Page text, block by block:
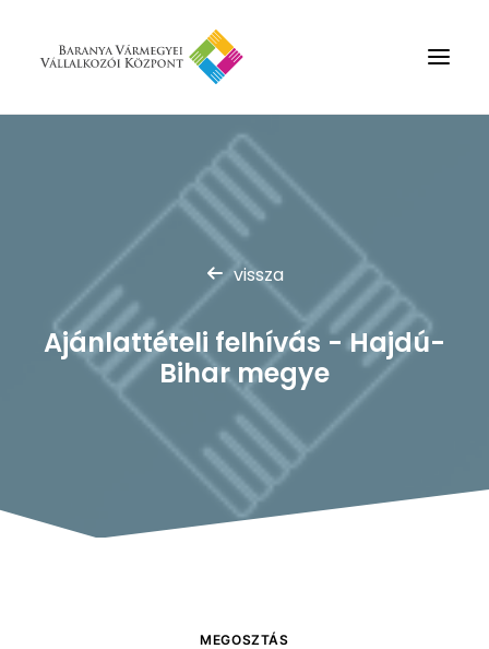
Rólunk
Szolgáltatások
Hírek
Partnerek
Kapcsolat
Keresés
vissza
Ajánlattételi felhívás - Hajdú-
Bihar megye
MEGOSZTÁS